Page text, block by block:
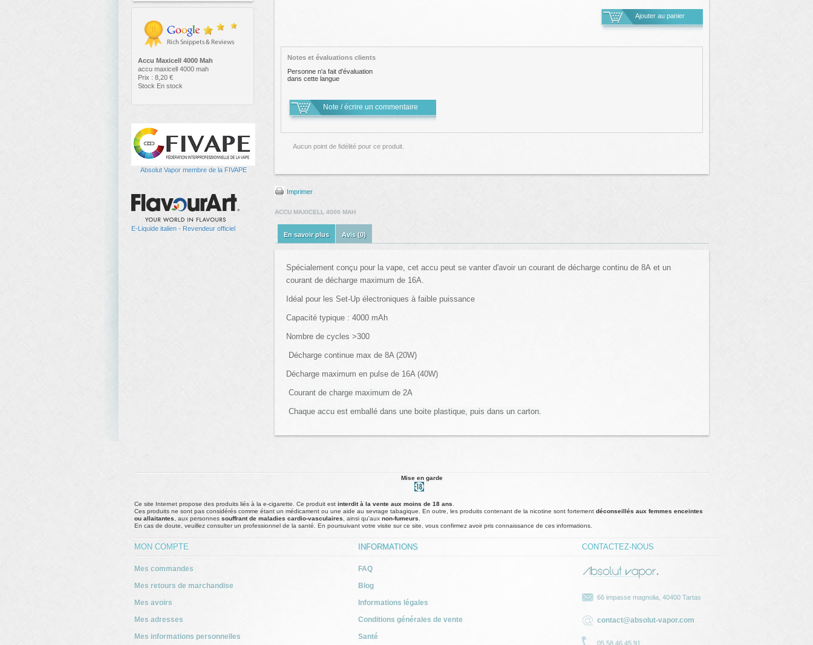
Accu Maxicell 4000 Mah
accu maxicell 4000 mah
Prix : 8,20 €
Stock En stock
Absolut Vapor membre de la FIVAPE
E-Liquide italien - Revendeur officiel
Notes et évaluations clients
Personne n'a fait d'évaluation
dans cette langue
Note / écrire un commentaire
Aucun point de fidélité pour ce produit.
Imprimer
ACCU MAXICELL 4000 MAH
En savoir plus Avis (0)
Spécialement conçu pour la vape, cet accu peut se vanter d'avoir un courant de décharge continu de 8A et un
courant de décharge maximum de 16A.
Idéal pour les Set-Up électroniques à faible puissance
Capacité typique : 4000 mAh
Nombre de cycles >300
Décharge continue max de 8A (20W)
Décharge maximum en pulse de 16A (40W)
Courant de charge maximum de 2A
Chaque accu est emballé dans une boite plastique, puis dans un carton.
Mise en garde
Ce site Internet propose des produits liés à la e-cigarette. Ce produit est interdit à la vente aux moins de 18 ans
Ces produits ne sont pas considérés comme étant un médicament ou une aide au sevrage tabagique. En outre, les produits contenant de la nicotine sont fortement déconseillés aux femmes enceintes
ou allaitantes , aux personnes souffrant de maladies cardio-vasculaires , ainsi qu'aux non-fumeurs
En cas de doute, veuillez consulter un professionnel de la santé. En poursuivant votre visite sur ce site, vous confirmez avoir pris connaissance de ces informations.
MON COMPTE
Mes commandes
Mes retours de marchandise
Mes avoirs
Mes adresses
Mes informations personnelles
INFORMATIONS
FAQ
Blog
Informations légales
Conditions générales de vente
Santé
CONTACTEZ-NOUS
66 impasse magnolia, 40400 Tartas
contact@absolut-vapor.com
05.58.46.45.91